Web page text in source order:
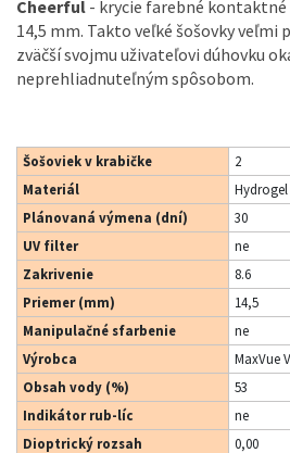
Cheerful - krycie farebné
14,5 mm. Takto veľké šošovky veľmi
zväčší svojmu uživateľovi dúhovku
neprehliadnuteľným spôsobom.
Šošoviek v krabičke
2
Materiál
Plánovaná výmena (dní)
30
UV filter
ne
Zakrivenie
8.6
Priemer (mm)
14,5
Manipulačné sfarbenie
ne
Výrobca
MaxVue
Obsah vody (%)
53
Indikátor rub-líc
ne
Dioptrický rozsah
0,00